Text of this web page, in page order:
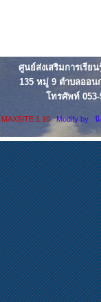
ศูนย์ส่งเสริมการเรีย
135 หมู่ 9 ตำบลออน
โทรศัพท์ 053-
MAXSITE 1.10Modify by นิ